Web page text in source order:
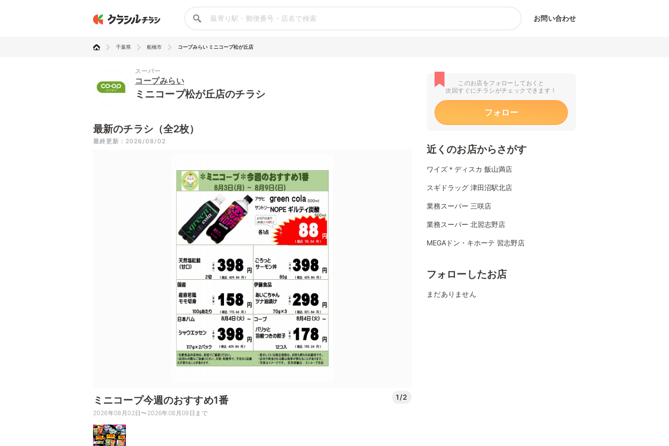
お問い合わせ
千葉県 船橋市 コープみらい ミニコープ松が丘店
スーパー
コープみらい
ミニコープ松が丘店のチラシ
最新のチラシ（全2枚）
最終更新：2026/08/02
ミニコープ今週のおすすめ1番 1/2
2026年08月02日〜2026年08月09日まで
このお店をフォローしておくと
次回すぐにチラシがチェックできます！
フォロー
近くのお店からさがす
ワイズ＊ディスカ 飯山満店
スギドラッグ 津田沼駅北店
業務スーパー 三咲店
業務スーパー 北習志野店
MEGAドン・キホーテ 習志野店
フォローしたお店
まだありません